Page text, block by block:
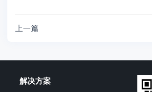
上一篇
解决方案